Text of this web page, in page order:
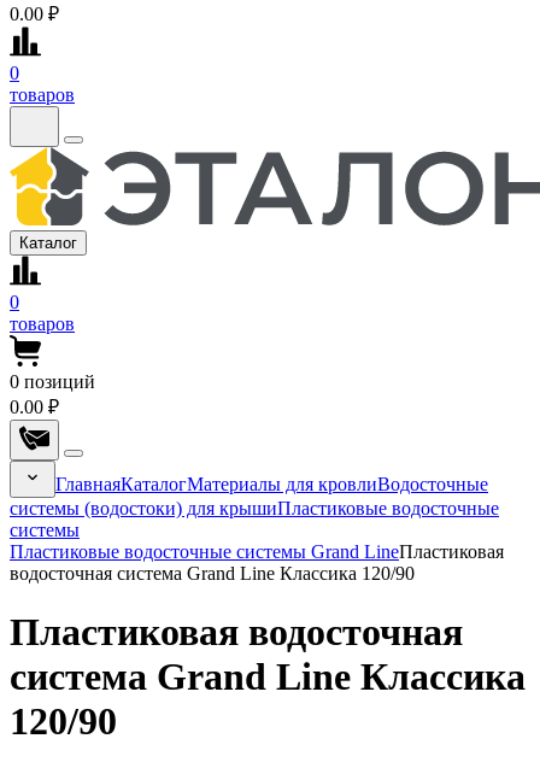
0.00 ₽
0
товаров
Каталог
0
товаров
0 позиций
0.00 ₽
ГлавнаяКаталогМатериалы для кровлиВодосточные
системы (водостоки) для крышиПластиковые водосточные
системы
Пластиковые водосточные системы Grand LineПластиковая
водосточная система Grand Line Классика 120/90
Пластиковая водосточная
система Grand Line Классика
120/90